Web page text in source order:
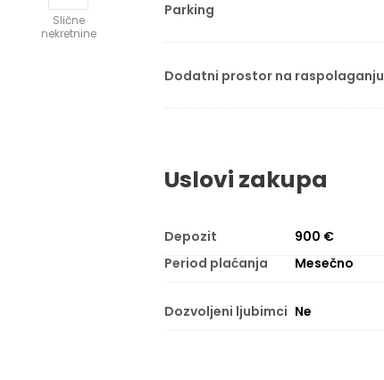
Slične
nekretnine
Parking
Dodatni prostor na raspolaganju
Uslovi zakupa
Depozit 900 €
Period plaćanja
Mesečno
Dozvoljeni ljubimci Ne